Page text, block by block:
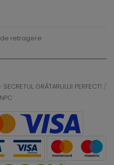
retragere
SECRETUL GRĂTARULUI PERFECT! /